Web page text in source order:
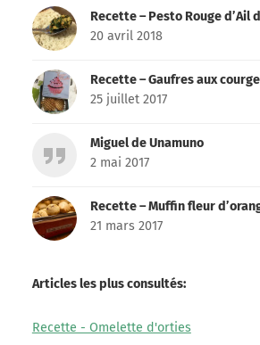
Recette – Pesto Rouge d’Ail
20 avril 2018
Recette – Gaufres aux
25 juillet 2017
Miguel de Unamuno
2 mai 2017
Recette – Muffin fleur
21 mars 2017
Articles les plus consultés:
Recette - Omelette d'orties